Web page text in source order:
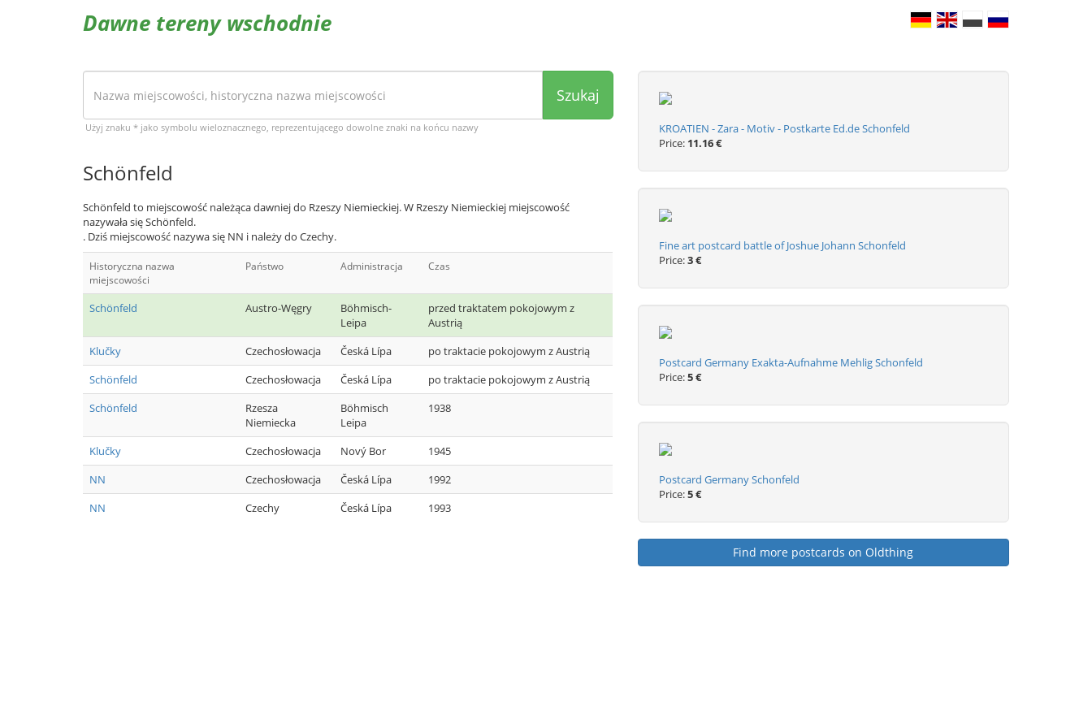
Dawne tereny wschodnie
Szukaj
Użyj znaku * jako symbolu wieloznacznego, reprezentującego dowolne znaki na końcu nazwy
Schönfeld
Schönfeld to miejscowość należąca dawniej do Rzeszy Niemieckiej. W Rzeszy Niemieckiej miejscowość
nazywała się Schönfeld.
. Dziś miejscowość nazywa się NN i należy do Czechy.
Historyczna nazwa
miejscowości
Państwo Administracja Czas
Schönfeld Austro-Węgry
Böhmisch-
Leipa
przed traktatem pokojowym z
Austrią
Klučky
Czechosłowacja Česká Lípa
po traktacie pokojowym z Austrią
Schönfeld
Czechosłowacja Česká Lípa
po traktacie pokojowym z Austrią
Schönfeld
Rzesza
Niemiecka
Böhmisch
Leipa
1938
Klučky Czechosłowacja Nový Bor
1945
NN
Czechosłowacja Česká Lípa
1992
NN
Czechy Česká Lípa 1993
KROATIEN - Zara - Motiv - Postkarte Ed.de Schonfeld
Price: 11.16 €
Fine art postcard battle of Joshue Johann Schonfeld
Price:3 €
Postcard Germany Exakta-Aufnahme Mehlig Schonfeld
Price:5 €
Postcard Germany Schonfeld
Price:5 €
Find more postcards on Oldthing